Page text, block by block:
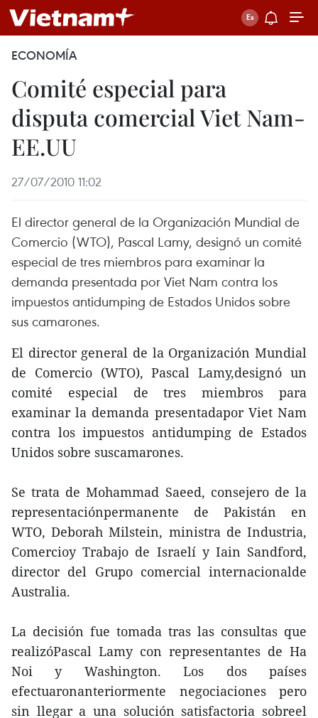
ECONOMÍA
Comité especial para
disputa comercial Viet Nam-
EE.UU
27/07/2010 11:02
El director general de la Organización Mundial de
Comercio (WTO), Pascal Lamy, designó un comité
especial de tres miembros para examinar la
demanda presentada por Viet Nam contra los
impuestos antidumping de Estados Unidos sobre
sus camarones.
El director general de la Organización Mundial
de Comercio (WTO), Pascal Lamy,designó un
comité especial de tres miembros para
examinar la demanda presentadapor Viet Nam
contra los impuestos antidumping de Estados
Unidos sobre suscamarones.
Se trata de Mohammad Saeed, consejero de la
representaciónpermanente de Pakistán en
WTO, Deborah Milstein, ministra de Industria,
Comercioy Trabajo de Israelí y Iain Sandford,
director del Grupo comercial internacionalde
Australia.
La decisión fue tomada tras las consultas que
realizóPascal Lamy con representantes de Ha
Noi y Washington. Los dos países
efectuaronanteriormente negociaciones pero
sin llegar a una solución satisfactoria sobreel